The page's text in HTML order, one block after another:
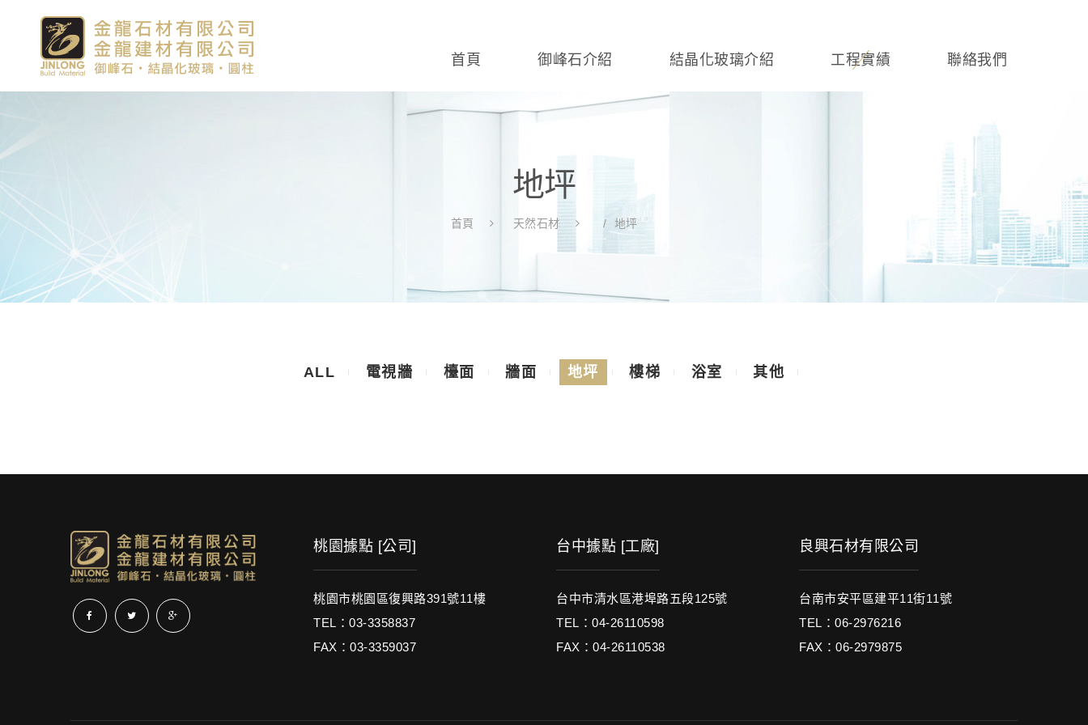
首頁 御峰石介紹 結晶化玻璃介紹 工程實績 聯絡我們
地坪
首頁 天然石材 地坪
ALL 電視牆 檯面 牆面 地坪 樓梯 浴室 其他
桃園據點 [公司]
桃園市桃園區復興路391號11樓
TEL：03-3358837
FAX：03-3359037
台中據點 [工廠]
台中市清水區港埠路五段125號
TEL：04-26110598
FAX：04-26110538
良興石材有限公司
台南市安平區建平11街11號
TEL：06-2976216
FAX：06-2979875